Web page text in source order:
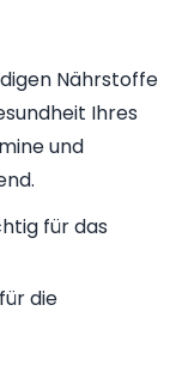
Nährstoffe
Ihres
und
für das
die